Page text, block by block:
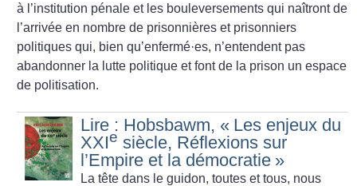
à l’institution pénale et les bouleversements qui naîtront de
l’arrivée en nombre de prisonnières et prisonniers
politiques qui, bien qu’enfermé·es, n’entendent pas
abandonner la lutte politique et font de la prison un espace
de politisation.
Lire : Hobsbawm, « Les enjeux du
XXIe siècle, Réflexions sur
l’Empire et la démocratie »
La tête dans le guidon, toutes et tous, nous